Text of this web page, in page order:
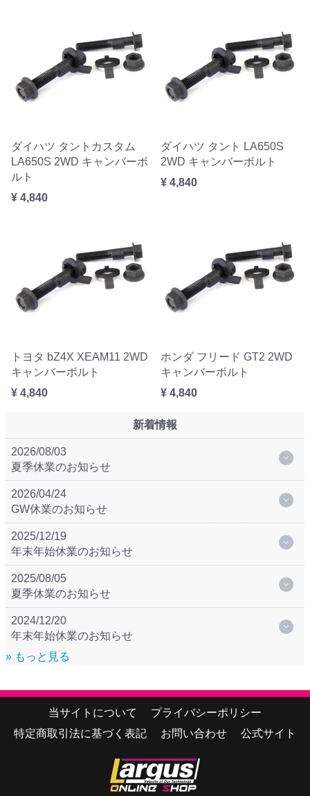
ダイハツ タントカスタム
LA650S 2WD キャンバーボ
ルト
¥ 4,840
ダイハツ タント LA650S
2WD キャンバーボルト
¥ 4,840
トヨタ bZ4X XEAM11 2WD
キャンバーボルト
¥ 4,840
ホンダ フリード GT2 2WD
キャンバーボルト
¥ 4,840
新着情報
2026/08/03
夏季休業のお知らせ
2026/04/24
GW休業のお知らせ
2025/12/19
年末年始休業のお知らせ
2025/08/05
夏季休業のお知らせ
2024/12/20
年末年始休業のお知らせ
» もっと見る
当サイトについて
プライバシーポリシー
特定商取引法に基づく表記
お問い合わせ 公式サイト